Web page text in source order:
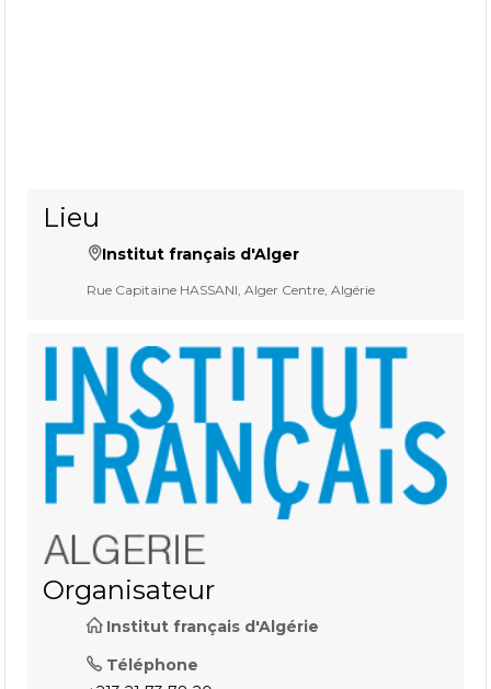
Lieu
Institut français d'Alger
Rue Capitaine HASSANI, Alger Centre, Algérie
Organisateur
Institut français d'Algérie
Téléphone